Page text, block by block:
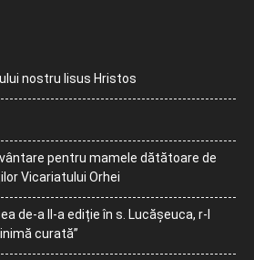
nostru Iisus Hristos
pentru mamele dătătoare de
Vicariatului Orhei
de-a II-a ediție în s. Lucășeuca, r-l
curată”